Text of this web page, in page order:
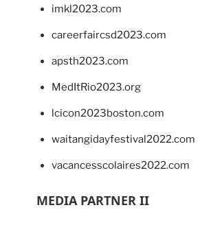
imkl2023.com
careerfaircsd2023.com
apsth2023.com
MedItRio2023.org
lcicon2023boston.com
waitangidayfestival2022.com
vacancesscolaires2022.com
MEDIA PARTNER II